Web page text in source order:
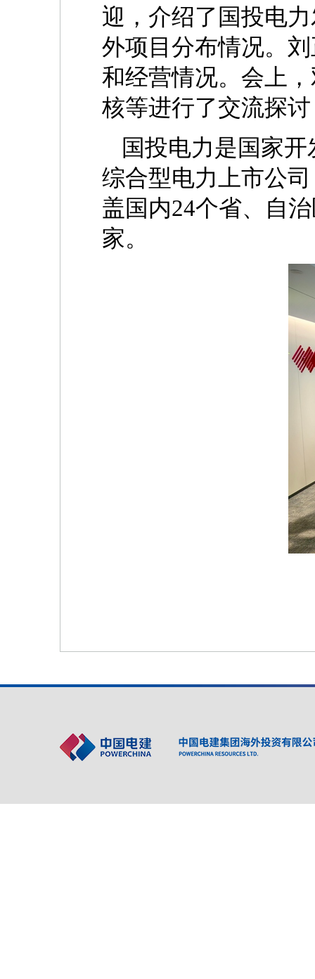
迎，介绍了国投电
外项目分布情况。
和经营情况。会上
核等进行了交流探
国投电力是国家
综合型电力上市公
盖国内24个省、自
家。